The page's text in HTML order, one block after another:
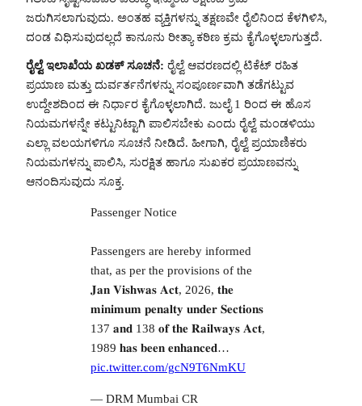
ಜರುಗಿಸಲಾಗುವುದು. ಅಂತಹ ವ್ಯಕ್ತಿಗಳನ್ನು ತಕ್ಷಣವೇ ರೈಲಿನಿಂದ ಕೆಳಗಿಳಿಸಿ,
ದಂಡ ವಿಧಿಸುವುದಲ್ಲದೆ ಕಾನೂನು ರೀತ್ಯಾ ಕಠಿಣ ಕ್ರಮ ಕೈಗೊಳ್ಳಲಾಗುತ್ತದೆ.
ರೈಲ್ವೆ ಇಲಾಖೆಯ ಖಡಕ್ ಸೂಚನೆ: ರೈಲ್ವೆ ಆವರಣದಲ್ಲಿ ಟಿಕೆಟ್ ರಹಿತ
ಪ್ರಯಾಣ ಮತ್ತು ದುರ್ವರ್ತನೆಗಳನ್ನು ಸಂಪೂರ್ಣವಾಗಿ ತಡೆಗಟ್ಟುವ
ಉದ್ದೇಶದಿಂದ ಈ ನಿರ್ಧಾರ ಕೈಗೊಳ್ಳಲಾಗಿದೆ. ಜುಲೈ 1 ರಿಂದ ಈ ಹೊಸ
ನಿಯಮಗಳನ್ನೇ ಕಟ್ಟುನಿಟ್ಟಾಗಿ ಪಾಲಿಸಬೇಕು ಎಂದು ರೈಲ್ವೆ ಮಂಡಳಿಯು
ಎಲ್ಲಾ ವಲಯಗಳಿಗೂ ಸೂಚನೆ ನೀಡಿದೆ. ಹೀಗಾಗಿ, ರೈಲ್ವೆ ಪ್ರಯಾಣಿಕರು
ನಿಯಮಗಳನ್ನು ಪಾಲಿಸಿ, ಸುರಕ್ಷಿತ ಹಾಗೂ ಸುಖಕರ ಪ್ರಯಾಣವನ್ನು
ಆನಂದಿಸುವುದು ಸೂಕ್ತ.
Passenger Notice
Passengers are hereby informed
that, as per the provisions of the
𝐉𝐚𝐧 𝐕𝐢𝐬𝐡𝐰𝐚𝐬 𝐀𝐜𝐭, 2026, 𝐭𝐡𝐞
𝐦𝐢𝐧𝐢𝐦𝐮𝐦 𝐩𝐞𝐧𝐚𝐥𝐭𝐲 𝐮𝐧𝐝𝐞𝐫 𝐒𝐞𝐜𝐭𝐢𝐨𝐧𝐬
137 𝐚𝐧𝐝 138 𝐨𝐟 𝐭𝐡𝐞 𝐑𝐚𝐢𝐥𝐰𝐚𝐲𝐬 𝐀𝐜𝐭,
1989 𝐡𝐚𝐬 𝐛𝐞𝐞𝐧 𝐞𝐧𝐡𝐚𝐧𝐜𝐞𝐝…
pic.twitter.com/gcN9T6NmKU
— DRM Mumbai CR